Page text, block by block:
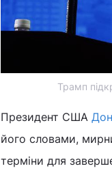
Трамп
Президент США
його словами,
терміни для